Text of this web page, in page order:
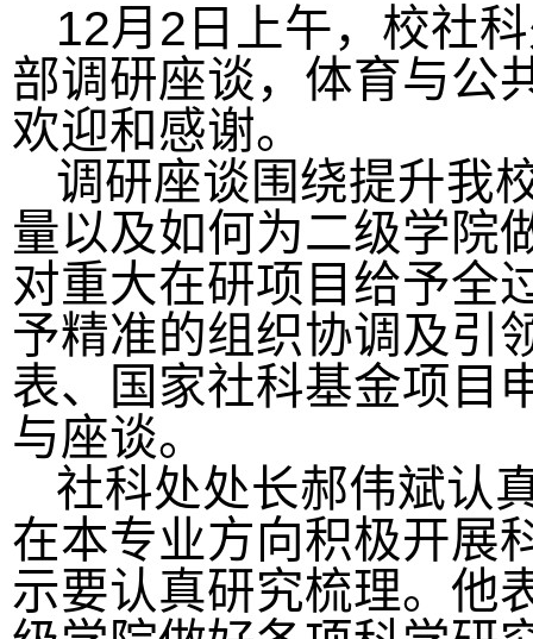
12月 2 日上午，校社
部调研座谈，体育与公
欢迎和感谢。
调研座谈围绕提升我
量以及如何为二级学院
对重大在研项目给予全
予精准的组织协调及引
表、国家社科基金项目
与座谈。
社科处处长郝伟斌认
在本专业方向积极开展
示要认真研究梳理。他